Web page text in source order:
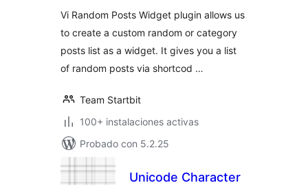
Vi Random Posts Widget plugin allows us
to create a custom random or category
posts list as a widget. It gives you a list
of random posts via shortcod …
Team Startbit
100+ instalaciones activas
Probado con 5.2.25
Unicode Character